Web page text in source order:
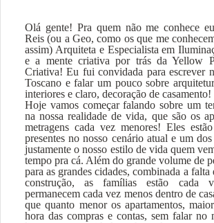
Olá gente! Pra quem não me conhece
Reis (ou a Geo, como os que me
assim) Arquiteta e Especialista em
e a mente criativa por trás da Yellow
Criativa! Eu fui convidada para escrever
Toscano e falar um pouco sobre
interiores e claro, decoração de casamento!
Hoje vamos começar falando sobre um
na nossa realidade de vida, que são os
metragens cada vez menores! Eles
presentes no nosso cenário atual e um
justamente o nosso estilo de vida quem
tempo pra cá. Além do grande volume de
para as grandes cidades, combinada a falta
construção, as famílias estão cada
permanecem cada vez menos dentro de
que quanto menor os apartamentos,
hora das compras e contas, sem falar no